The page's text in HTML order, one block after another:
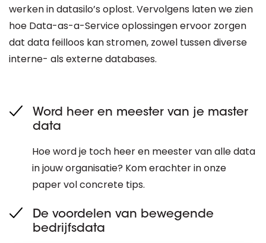
werken in datasilo’s oplost. Vervolgens laten we zien
hoe Data-as-a-Service oplossingen ervoor zorgen
dat data feilloos kan stromen, zowel tussen diverse
interne- als externe databases.
Word heer en meester van je master
data
Hoe word je toch heer en meester van alle data
in jouw organisatie? Kom erachter in onze
paper vol concrete tips.
De voordelen van bewegende
bedrijfsdata